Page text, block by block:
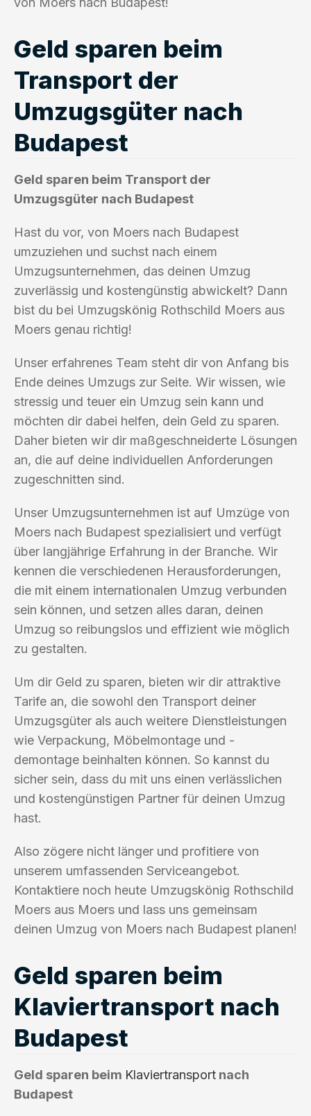
Geld sparen beim
Transport der
Umzugsgüter nach
Budapest
Geld sparen beim Transport der
Umzugsgüter nach Budapest
Hast du vor, von Moers nach Budapest
umzuziehen und suchst nach einem
Umzugsunternehmen, das deinen Umzug
zuverlässig und kostengünstig abwickelt? Dann
bist du bei Umzugskönig Rothschild Moers aus
Moers genau richtig!
Unser erfahrenes Team steht dir von Anfang bis
Ende deines Umzugs zur Seite. Wir wissen, wie
stressig und teuer ein Umzug sein kann und
möchten dir dabei helfen, dein Geld zu sparen.
Daher bieten wir dir maßgeschneiderte Lösungen
an, die auf deine individuellen Anforderungen
zugeschnitten sind.
Unser Umzugsunternehmen ist auf Umzüge von
Moers nach Budapest spezialisiert und verfügt
über langjährige Erfahrung in der Branche. Wir
kennen die verschiedenen Herausforderungen,
die mit einem internationalen Umzug verbunden
sein können, und setzen alles daran, deinen
Umzug so reibungslos und effizient wie möglich
zu gestalten.
Um dir Geld zu sparen, bieten wir dir attraktive
Tarife an, die sowohl den Transport deiner
Umzugsgüter als auch weitere Dienstleistungen
wie Verpackung, Möbelmontage und -
demontage beinhalten können. So kannst du
sicher sein, dass du mit uns einen verlässlichen
und kostengünstigen Partner für deinen Umzug
hast.
Also zögere nicht länger und profitiere von
unserem umfassenden Serviceangebot.
Kontaktiere noch heute Umzugskönig Rothschild
Moers aus Moers und lass uns gemeinsam
deinen Umzug von Moers nach Budapest planen!
Geld sparen beim
Klaviertransport nach
Budapest
Geld sparen beim Klaviertransport nach
Budapest